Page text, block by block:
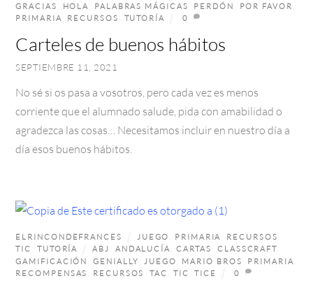
SEPTIEMBRE 11, 2021
Carteles de buenos hábitos
GRACIAS
HOLA PALABRAS MÁGICAS PERDÓN POR FAVOR
PRIMARIA
RECURSOS TUTORÍA 0
No sé si os pasa a vosotros, pero cada vez es menos
corriente que el alumnado salude, pida con amabilidad o
agradezca las cosas… Necesitamos incluir en nuestro día a
día esos buenos hábitos.
ELRINCONDEFRANCES JUEGO PRIMARIA RECURSOS
TIC
TUTORÍA ABJ ANDALUCÍA CARTAS ,CLASSCRAFT
GAMIFICACIÓN
,GENIALLY JUEGO MARIO BROS PRIMARIA
RECOMPENSAS
RECURSOS ,TAC TIC ,TICE 0